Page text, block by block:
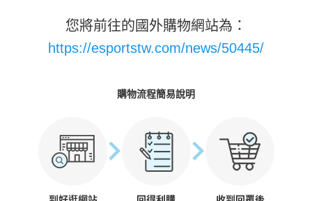
您將前往的國外購物網站為：
https://esportstw.com/news/50445/
購物流程簡易說明